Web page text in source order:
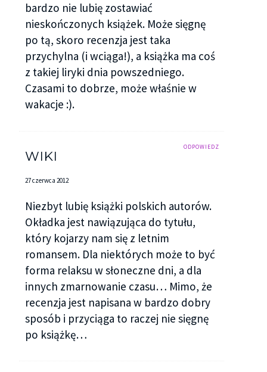
bardzo nie lubię zostawiać
nieskończonych książek. Może sięgnę
po tą, skoro recenzja jest taka
przychylna (i wciąga!), a książka ma coś
z takiej liryki dnia powszedniego.
Czasami to dobrze, może właśnie w
wakacje :).
ODPOWIEDZ
WIKI
27 czerwca 2012
Niezbyt lubię książki polskich autorów.
Okładka jest nawiązująca do tytułu,
który kojarzy nam się z letnim
romansem. Dla niektórych może to być
forma relaksu w słoneczne dni, a dla
innych zmarnowanie czasu… Mimo, że
recenzja jest napisana w bardzo dobry
sposób i przyciąga to raczej nie sięgnę
po książkę…